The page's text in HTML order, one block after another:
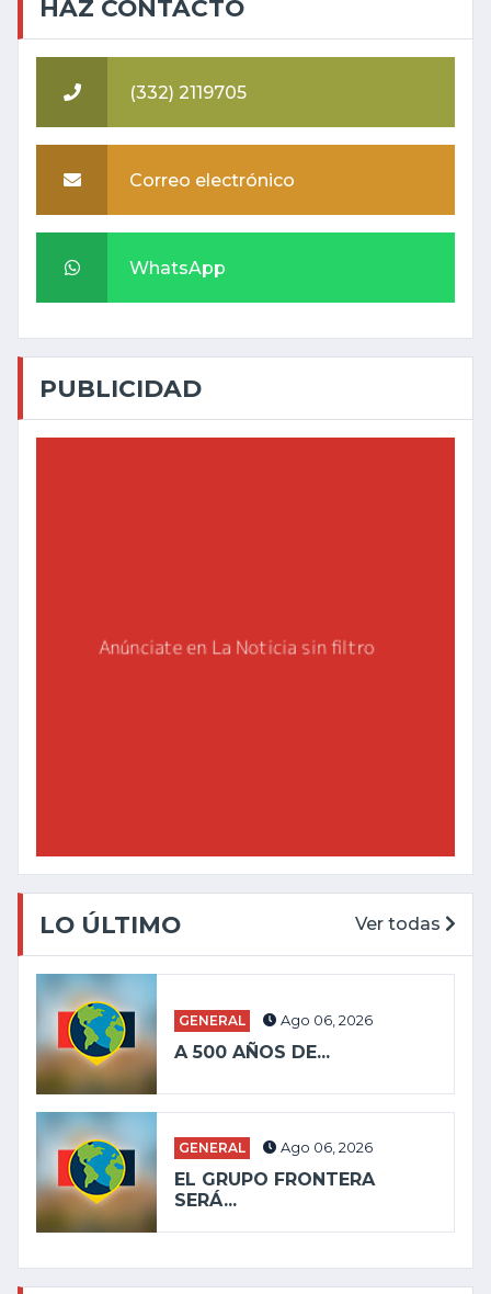
HAZ CONTACTO
(332) 2119705
Correo electrónico
WhatsApp
PUBLICIDAD
LO ÚLTIMO Ver todas
GENERAL Ago 06, 2026
A 500 AÑOS DE...
GENERAL Ago 06, 2026
EL GRUPO FRONTERA
SERÁ...